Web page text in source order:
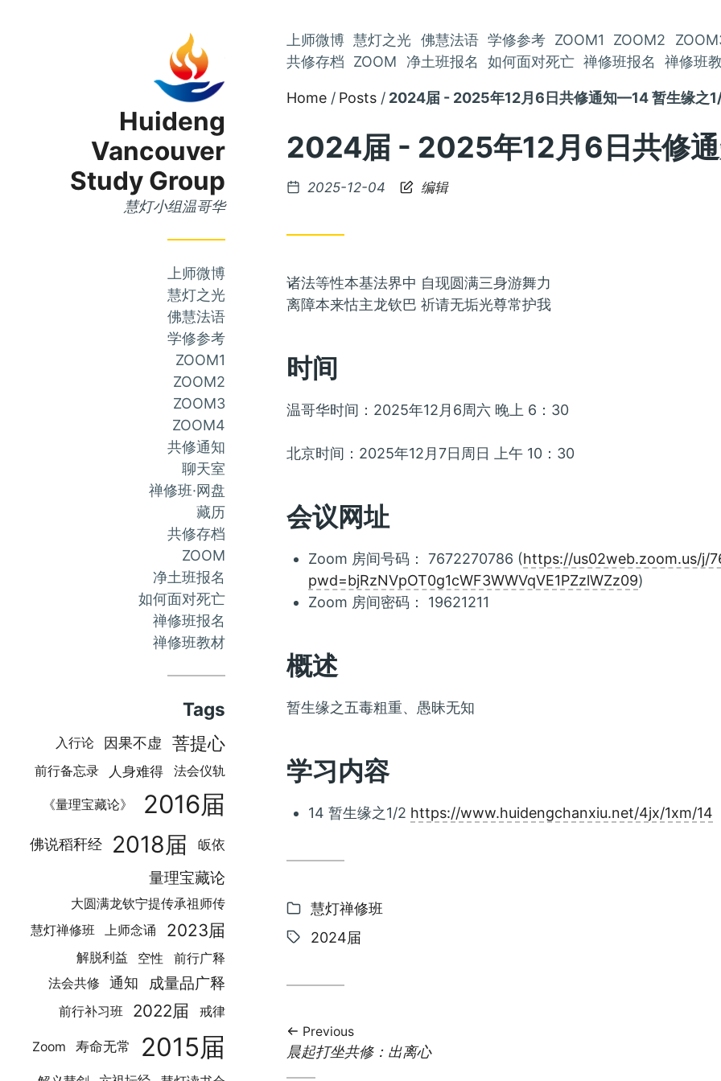
Huideng
Vancouver
Study Group
慧灯小组温哥华
上师微博
慧灯之光
佛慧法语
学修参考
ZOOM1
ZOOM2
ZOOM3
ZOOM4
共修通知
聊天室
禅修班·网盘
藏历
共修存档
ZOOM
净土班报名
如何面对死亡
禅修班报名
禅修班教材
Tags
入行论 因果不虚 菩提心
前行备忘录 人身难得 法会仪轨
《量理宝藏论》 2016届
佛说稻秆经 2018届 皈依
量理宝藏论
大圆满龙钦宁提传承祖师传
慧灯禅修班
上师念诵 2023届
解脱利益 空性 前行广释
法会共修 通知 成量品广释
前行补习班 2022届 戒律
Zoom 寿命无常 2015届
Skip
Content
上师微博 慧灯之光 佛慧法语 学修参考 ZOOM1 ZOOM2
共修存档
ZOOM 净土班报名 如何面对死亡 禅修班报名 禅修班
Home Posts 2024届 - 2025年12月6日共修通知—14 暂生缘之
2024届 - 2025年12月6日共修
Posted
2025-12-04 编辑
诸法等性本基法界中 自现圆满三身游舞力
离障本来怙主龙钦巴 祈请无垢光尊常护我
时间
温哥华时间：2025年12月6周六 晚上 6：30
北京时间：2025年12月7日周日 上午 10：30
会议网址
Zoom 房间号码： 7672270786 (https://us02web.zoom.us/j/
pwd=bjRzNVpOT0g1cWF3WWVqVE1PZzlWZz09)
Zoom 房间密码： 19621211
概述
暂生缘之五毒粗重、愚昧无知
学习内容
14 暂生缘之1/2 https://www.huidengchanxiu.net/4jx/1xm/14
Categories:
慧灯禅修班
Tags:
2024届
Previous
Previous
晨起打坐共修：出离心